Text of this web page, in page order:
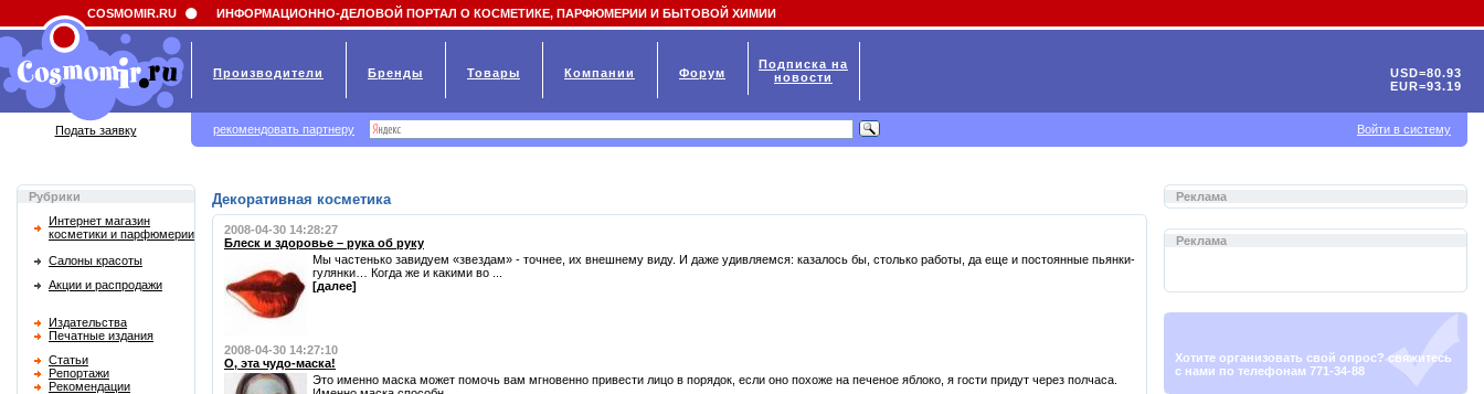
Field 'news_title' doesn't have a default value
Рубрики
Интернет магазин
косметики и парфюмерии
Салоны красоты
Акции и распродажи
Издательства
Печатные издания
Статьи
Репортажи
Рекомендации
Декоративная косметика
2008-04-30 14:28:27
Блеск и здоровье – рука об руку
Мы частенько завидуем «звездам» - точнее, их внешнему виду. И даже удивляемся: казалось бы, столько работы, да еще и постоянные пьянки-
гулянки… Когда же и какими во ...
[далее]
2008-04-30 14:27:10
О, эта чудо-маска!
Это именно маска может помочь вам мгновенно привести лицо в порядок, если оно похоже на печеное яблоко, я гости придут через полчаса.
Реклама
Реклама
Хотите организовать свой опрос? свяжитесь
с нами по телефонам 771-34-88
COSMOMIR.RU ИНФОРМАЦИОННО-ДЕЛОВОЙ ПОРТАЛ О КОСМЕТИКЕ, ПАРФЮМЕРИИ И БЫТОВОЙ ХИМИИ
Производители Бренды Товары Компании Форум
Подписка на
новости
USD=80.93
EUR=93.19
Подать заявку рекомендовать партнеру Войти в систему